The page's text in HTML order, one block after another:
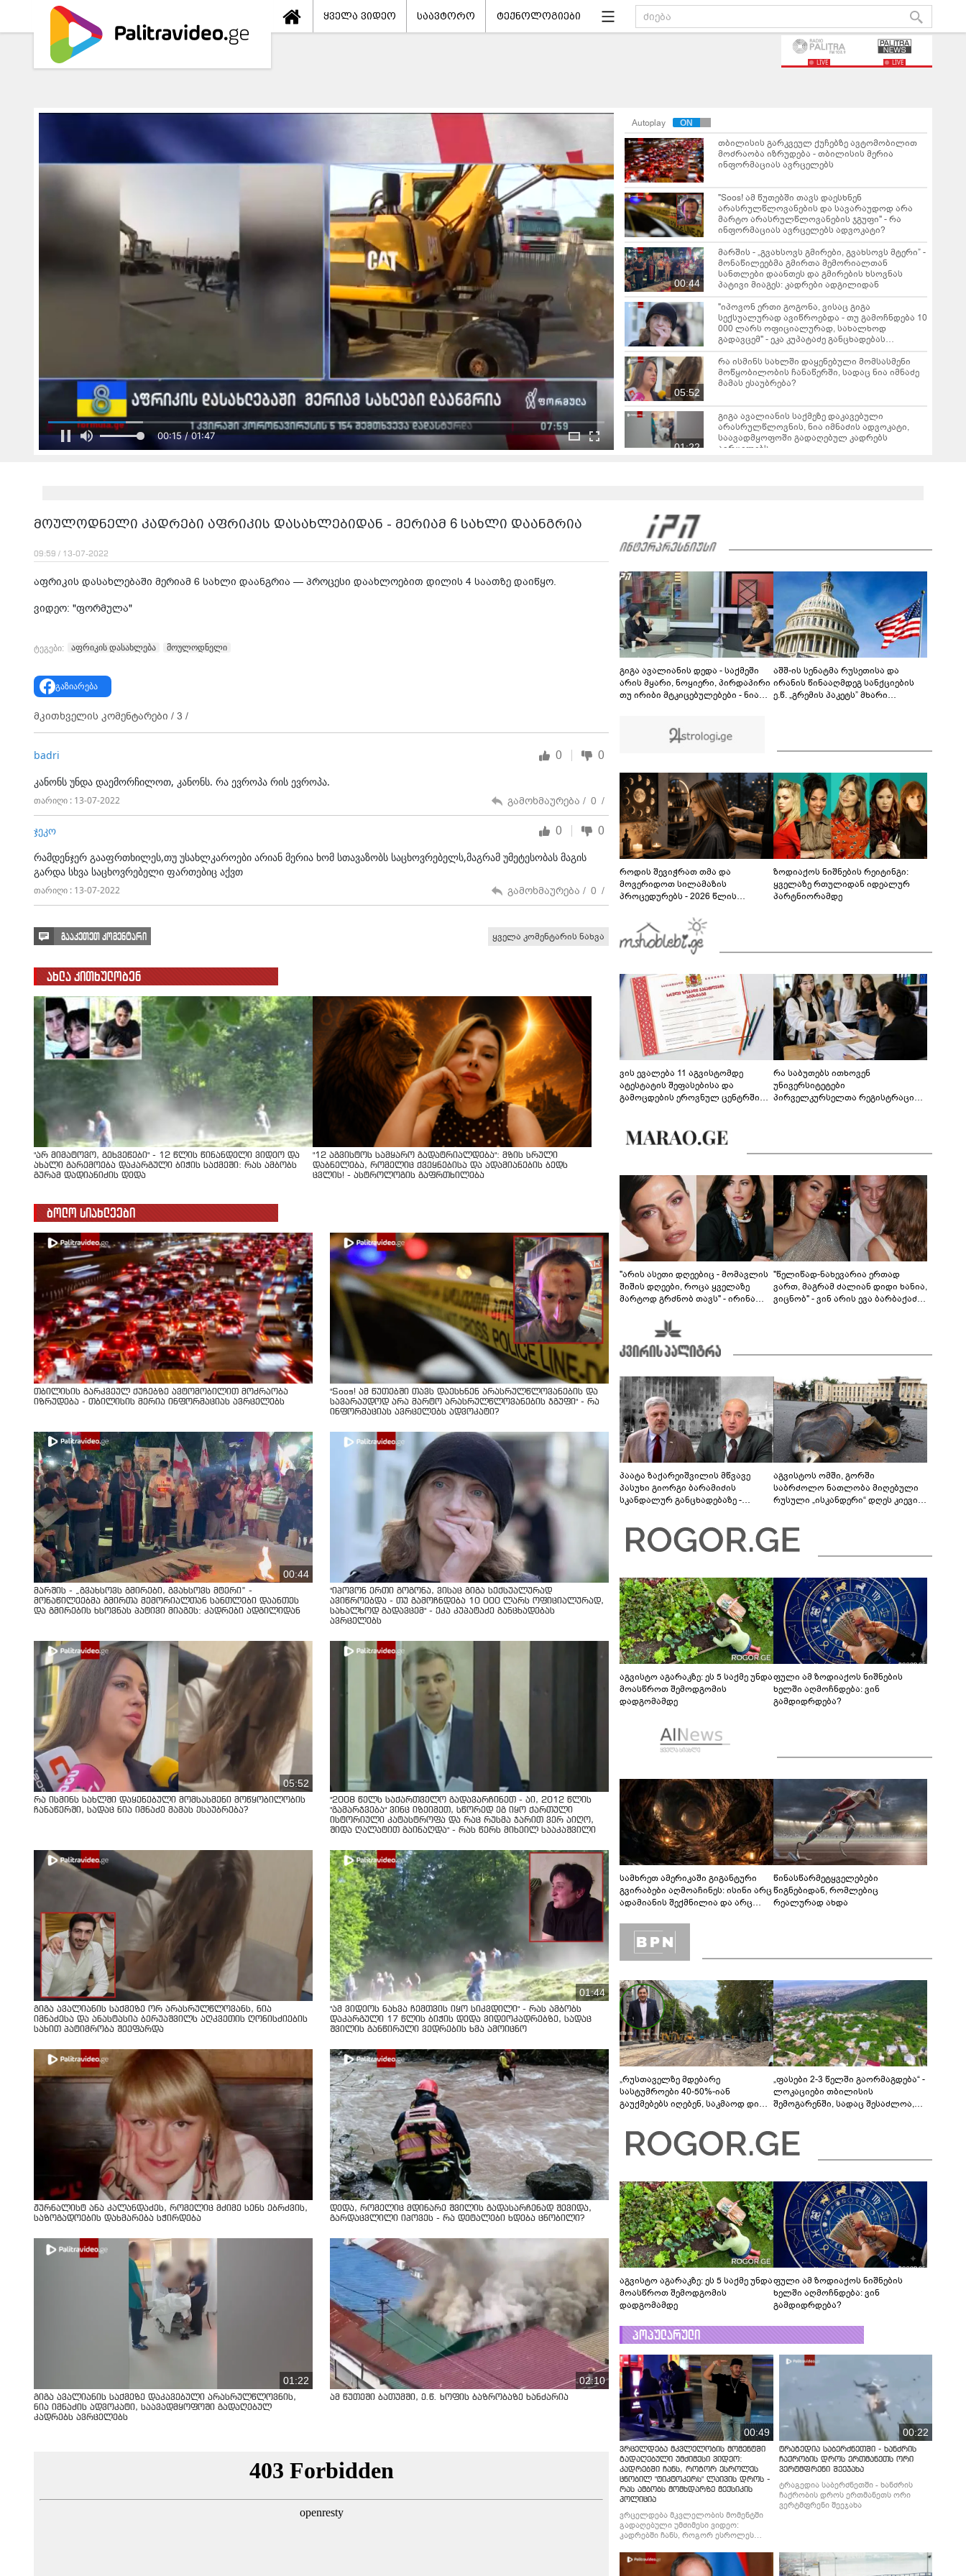
ყველა ვიდეო საავტორო ტექნოლოგიები
LIVE LIVE
00:17 / 01:47
Autoplay
თბილისის გარკვეულ ქუჩებზე ავტომობილით
მოძრაობა იზრუდება - თბილისის მერია
ინფორმაციას ავრცელებს
"Soos! ამ წუთებში თავს დაესხნენ
არასრულწლოვანების და სავარაუდოდ არა
მარტო არასრულწლოვანების ჯგუფი" - რა
ინფორმაციას ავრცელებს ადვოკატი?
00:44
მარშის - „გვახსოვს გმირები, გვახსოვს მტერი” -
მონაწილეებმა გმირთა მემორიალთან
სანთლები დაანთეს და გმირების ხსოვნას
პატივი მიაგეს: კადრები ადგილიდან
"იპოვონ ერთი გოგონა, ვისაც გიგა
სექსუალურად ავიწროებდა - თუ გამოჩნდება 10
000 ლარს ოფიციალურად, სახალხოდ
გადავცემ" - ეკა კუპატაძე განცხადებას
ავრცელებს
05:52
რა ისმინს სახლში დაყენებული მომსასმენი
მოწყობილობის ჩანაწერში, სადაც ნია იმნაძე
მამას ესაუბრება?
01:22
გიგა ავალიანის საქმეზე დაკავებული
არასრულწლოვნის, ნია იმნაძის ადვოკატი,
საავადმყოფოში გადაღებულ კადრებს
ავრცელებს
"მარშრუტკის" მძღოლს"
03:57
"ამ ვიდეოს ნახვის შემდეგ, როდესაც დავურეკე
გურამის დედას ცალსახად განაცხადა..." - რას
ამბობს ადვოკატი ტარიელ კაკაბაძე?
00:29
"- გათა***ბულო, წადი და დაწერე განცხადება
თუ დანაშაულს ჩავდივარ...- მემუქრები?" -
სოციალურ ქსელში სკანდალური კადრები
ვრცელდება
მოულოდნელი კადრები აფრიკის დასახლებიდან - მერიამ 6 სახლი დაანგრია
09:59 / 13-07-2022
აფრიკის დასახლებაში მერიამ 6 სახლი დაანგრია — პროცესი დაახლოებით დილის 4 საათზე დაიწყო.
ვიდეო: "ფორმულა"
ტეგები: აფრიკის დასახლება მოულოდნელი
გაზიარება
მკითხველის კომენტარები / 3 /
badri 0 0
კანონს უნდა დაემორჩილოთ, კანონს. რა ევროპა რის ევროპა.
თარიღი : 13-07-2022 გამოხმაურება / 0 /
ჯეკო 0 0
რამდენჯერ გააფრთხილეს,თუ უსახლკაროები არიან მერია ხომ სთავაზობს საცხოვრებელს,მაგრამ უმეტესობას მაგის
გარდა სხვა საცხოვრებელი ფართებიც აქვთ
თარიღი : 13-07-2022 გამოხმაურება / 0 /
გააკეთეთ კომენტარი ყველა კომენტარის ნახვა
ახლა კითხულობენ
"არ მიმატოვო, გეხვეწები" - 12 წლის წინანდელი ვიდეო და
ახალი გარემოება დაკარგული ბიჭის საქმეში: რას ამბობს
გურამ დადიანიძის დედა
"12 აგვისტოს სამყარო გადატრიალდება": მზის სრული
დაბნელება, რომელიც ქვეყნებისა და ადამიანების ბედს
ცვლის! - ასტროლოგის გაფრთხილება
ბოლო სიახლეები
თბილისის გარკვეულ ქუჩებზე ავტომობილით მოძრაობა
იზრუდება - თბილისის მერია ინფორმაციას ავრცელებს
"Soos! ამ წუთებში თავს დაესხნენ არასრულწლოვანების და
სავარაუდოდ არა მარტო არასრულწლოვანების ჯგუფი" - რა
ინფორმაციას ავრცელებს ადვოკატი?
00:44
მარშის - „გვახსოვს გმირები, გვახსოვს მტერი” -
მონაწილეებმა გმირთა მემორიალთან სანთლები დაანთეს
და გმირების ხსოვნას პატივი მიაგეს: კადრები ადგილიდან
"იპოვონ ერთი გოგონა, ვისაც გიგა სექსუალურად
ავიწროებდა - თუ გამოჩნდება 10 000 ლარს ოფიციალურად,
სახალხოდ გადავცემ" - ეკა კუპატაძე განცხადებას
ავრცელებს
05:52
რა ისმინს სახლში დაყენებული მომსასმენი მოწყობილობის
ჩანაწერში, სადაც ნია იმნაძე მამას ესაუბრება?
"2008 წელს საქართველო გადავარჩინეთ - აი, 2012 წლის
"გამარჯვება" ვინც იზეიმეთ, სწორედ ეგ იყო ქართული
ისტორიული კატასტროფა და რაც რუსმა ჯარით ვერ აიღო,
შიდა ღალატით გაინაღდა" - რას წერს მიხეილ სააკაშვილი
გიგა ავალიანის საქმეზე ორ არასრულწლოვანს, ნია
იმნაძესა და ანასტასია ბერუაშვილს აღკვეთის ღონისძიების
სახით პატიმრობა შეეფარდა
01:44
"ამ ვიდეოს ნახვა ჩემთვის იყო სიკვდილი" - რას ამბობს
დაკარგული 17 წლის ბიჭის დედა ვიდეოკადრებზე, სადაც
შვილის განწირული ვედრების ხმა ამოიცნო
ჟურნალისტ ანა კალანდაძეს, რომელიც მძიმე სენს ებრძვის,
საზოგადოების დახმარება სჭირდება
დედა, რომელიც მდინარე შვილის გადასარჩენად შევიდა,
გარდაცვლილი იპოვეს - რა დეტალები ხდება ცნობილი?
01:22
გიგა ავალიანის საქმეზე დაკავებული არასრულწლოვნის,
ნია იმნაძის ადვოკატი, საავადმყოფოში გადაღებულ
კადრებს ავრცელებს
02:10
ამ წუთეში ბათუმში, ე.წ. ხოფის ბაზრობაზე ხანძარია
გიგა ავალიანის დედა - საქმეში
არის მყარი, ნოყიერი, პირდაპირი
თუ ირიბი მტკიცებულებები - ნია
ვედავებით იმას, რომ ეუბნება:
“წადი, მოკალი“, ეს დაკვეთაა, ჩვენ
აშშ-ის სენატმა რუსეთისა და
ირანის წინააღმდეგ სანქციების
ე.წ. „გრემის პაკეტს” მხარი
როდის შევიჭრათ თმა და
მოვერიდოთ სილამაზის
პროცედურებს - 2026 წლის
გზამკვლევი
ზოდიაქოს ნიშნების რეიტინგი:
ყველაზე რთულიდან იდეალურ
პარტნიორამდე
ვის ევალება 11 აგვისტომდე
ატესტატის შეფასებისა და
გამოცდების ეროვნულ ცენტრში
რა საბუთებს ითხოვენ
უნივერსიტეტები
პირველკურსელთა რეგისტრაციის
"არის ასეთი დღეებიც - მომავლის
შიშის დღეები, როცა ყველაზე
მარტოდ გრძნობ თავს" - ირინა
"წელიწად-ნახევარია ერთად
ვართ, მაგრამ ძალიან დიდი ხანია,
ვიცნობ" - ვინ არის ევა ბარბაქაძის
პაატა ზაქარეიშვილის მწვავე
პასუხი გიორგი ბარამიძის
სკანდალურ განცხადებაზე -
გადმოვასვენე... ბარამიძე კი
ტყუის"
აგვისტოს ომში, გორში
საბრძოლო ნათლობა მიღებული
რუსული „ისკანდერი“ დღეს კიევის
აგვისტო აგარაკზე: ეს 5 საქმე უნდა
მოასწროთ შემოდგომის
დადგომამდე
ფული ამ ზოდიაქოს ნიშნების
ხელში აღმოჩნდება: ვინ
გამდიდრდება?
სამხრეთ ამერიკაში გიგანტური
გვირაბები აღმოაჩინეს: ისინი არც
ადამიანის შექმნილია და არც
ლაბირინთები?
წინასწარმეტყველებები
წიგნებიდან, რომლებიც
რეალურად ახდა
„რუსთაველზე მდებარე
სასტუმროები 40-50%-იან
გაუქმებებს იღებენ, საკმაოდ დიდი
შეხვდებოდა“
„ფასები 2-3 წელში გაორმაგდება“ -
ლოკაციები თბილისის
შემოგარენში, სადაც შესაძლოა,
აგვისტო აგარაკზე: ეს 5 საქმე უნდა
მოასწროთ შემოდგომის
დადგომამდე
ფული ამ ზოდიაქოს ნიშნების
ხელში აღმოჩნდება: ვინ
გამდიდრდება?
პოპულარული
00:49
ვრცელდება მკვლელობის მომენტში
გადაღებული უმძიმესი ვიდეო:
კადრებში ჩანს, როგორ ესროლეს
ცნობილ "ტიკტოკერს" ლაივის დროს -
რას ამბობს მომხდარზე მექსიკის
პოლიცია
ვრცელდება მკვლელობის მომენტში
გადაღებული უმძიმესი ვიდეო:
კადრებში ჩანს, როგორ ესროლეს
რას ამბობს მომხდარზე მექსიკის
პოლიცია
00:22
ტრაგედია საბერძნეთში - ხანძრის
ჩაქრობის დროს ერთმანეთს ორი
ვერტმფრენი შეეჯახა
ტრაგედია საბერძნეთში - ხანძრის
ჩაქრობის დროს ერთმანეთს ორი
ვერტმფრენი შეეჯახა